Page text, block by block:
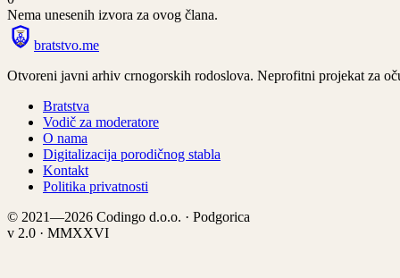
Nema unesenih izvora za ovog člana.
bratstvo.me
Otvoreni javni arhiv crnogorskih rodoslova. Neprofitni projekat za
Bratstva
Vodič za moderatore
O nama
Digitalizacija porodičnog stabla
Kontakt
Politika privatnosti
© 2021—2026 Codingo d.o.o. · Podgorica
v 2.0 · MMXXVI